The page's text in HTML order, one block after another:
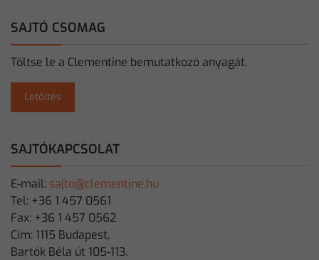
SAJTÓ CSOMAG
Töltse le a Clementine bemutatkozó anyagát.
Letöltés
SAJTÓKAPCSOLAT
E-mail: sajto@clementine.hu
Tel: +36 1 457 0561
Fax: +36 1 457 0562
Cím: 1115 Budapest,
Bartók Béla út 105-113.